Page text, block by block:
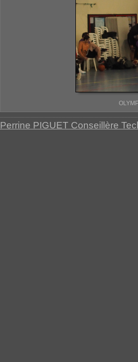
Perrine PIGUET Conseillère